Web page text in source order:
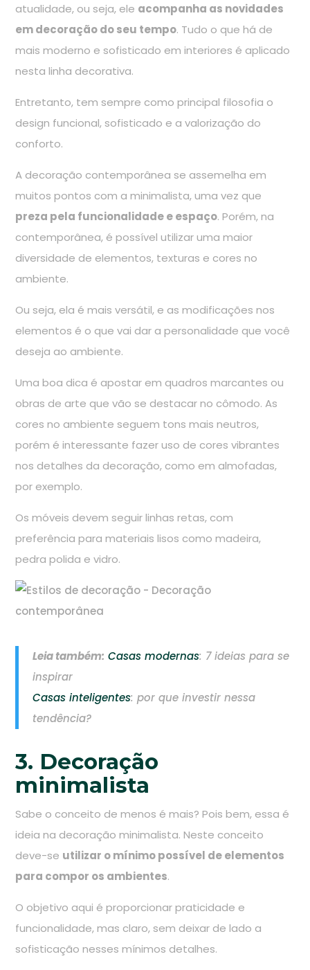
atualidade, ou seja, ele acompanha as novidades
em decoração do seu tempo. Tudo o que há de
mais moderno e sofisticado em interiores é aplicado
nesta linha decorativa.
Entretanto, tem sempre como principal filosofia o
design funcional, sofisticado e a valorização do
conforto.
A decoração contemporânea se assemelha em
muitos pontos com a minimalista, uma vez que
preza pela funcionalidade e espaço. Porém, na
contemporânea, é possível utilizar uma maior
diversidade de elementos, texturas e cores no
ambiente.
Ou seja, ela é mais versátil, e as modificações nos
elementos é o que vai dar a personalidade que você
deseja ao ambiente.
Uma boa dica é apostar em quadros marcantes ou
obras de arte que vão se destacar no cômodo. As
cores no ambiente seguem tons mais neutros,
porém é interessante fazer uso de cores vibrantes
nos detalhes da decoração, como em almofadas,
por exemplo.
Os móveis devem seguir linhas retas, com
preferência para materiais lisos como madeira,
pedra polida e vidro.
Leia também: Casas modernas: 7 ideias para se
inspirar
Casas inteligentes: por que investir nessa
tendência?
3. Decoração
minimalista
Sabe o conceito de menos é mais? Pois bem, essa é
ideia na decoração minimalista. Neste conceito
deve-se utilizar o mínimo possível de elementos
para compor os ambientes.
O objetivo aqui é proporcionar praticidade e
funcionalidade, mas claro, sem deixar de lado a
sofisticação nesses mínimos detalhes.